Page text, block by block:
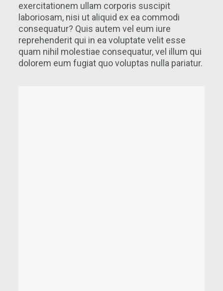
exercitationem ullam corporis suscipit
laboriosam, nisi ut aliquid ex ea commodi
consequatur? Quis autem vel eum iure
reprehenderit qui in ea voluptate velit esse
quam nihil molestiae consequatur, vel illum qui
dolorem eum fugiat quo voluptas nulla pariatur.